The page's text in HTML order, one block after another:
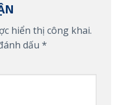
hiển thị công khai.
dấu *